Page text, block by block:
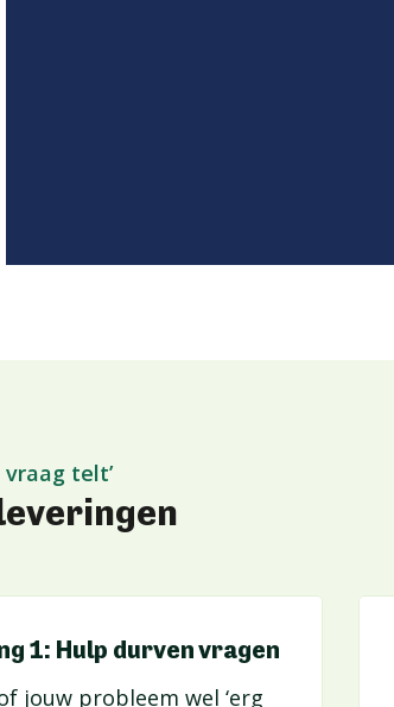
vraag telt’
1: Hulp durven vragen
jouw probleem wel ‘erg